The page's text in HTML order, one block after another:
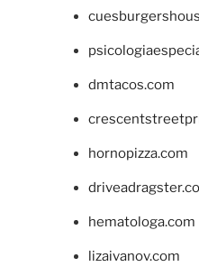
dmtacos.com
hornopizza.com
hematologa.com
lizaivanov.com